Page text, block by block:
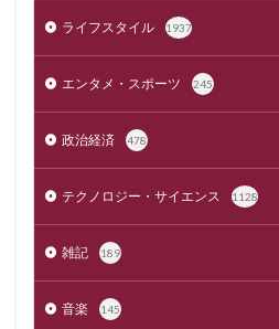
ライフスタイル 1937
エンタメ・スポーツ 245
政治経済 478
テクノロジー・サイエンス 1128
雑記 189
音楽 145